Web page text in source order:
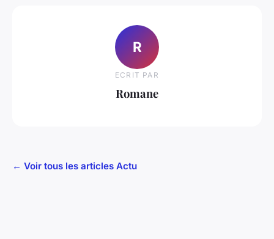
R
ECRIT PAR
Romane
← Voir tous les articles Actu